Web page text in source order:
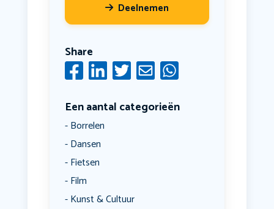
Deelnemen
Share
Een aantal categorieën
Borrelen
Dansen
Fietsen
Film
Kunst & Cultuur